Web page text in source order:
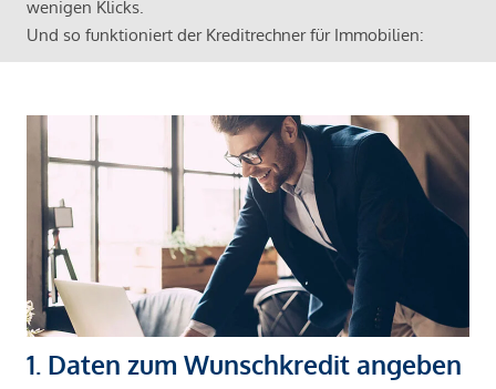
wenigen Klicks.
Und so funktioniert der Kreditrechner für Immobilien:
1. Daten zum Wunschkredit angeben